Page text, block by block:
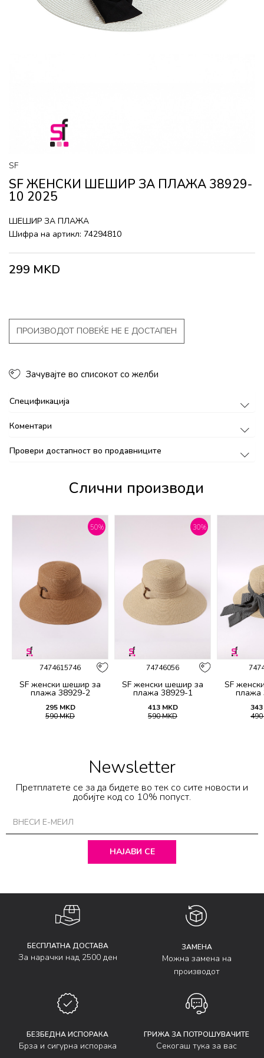
SF
SF ЖЕНСКИ ШЕШИР ЗА ПЛАЖА 38929-
10 2025
ШЕШИР ЗА ПЛАЖА
Шифра на артикл: 74294810
299 MKD
ПРОИЗВОДОТ ПОВЕЌЕ НЕ Е ДОСТАПЕН
Зачувајте во списокот со желби
Спецификација
Коментари
Провери достапност во продавниците
Слични производи
50%
7474615746
SF женски шешир за
плажа 38929-2
295 MKD
590MKD
30%
74746056
SF женски шешир за
плажа 38929-1
413 MKD
590MKD
SF
плажа
343
490
Newsletter
Претплатете се за да бидете во тек со сите новости и
добијте код со 10% попуст.
НАЈАВИ СЕ
БЕСПЛАТНА ДОСТАВА
За нарачки над 2500 ден
ЗАМЕНА
Можна замена на
производот
БЕЗБЕДНА ИСПОРАКА
Брза и сигурна испорака
ГРИЖА ЗА ПОТРОШУВАЧИТЕ
Секогаш тука за вас